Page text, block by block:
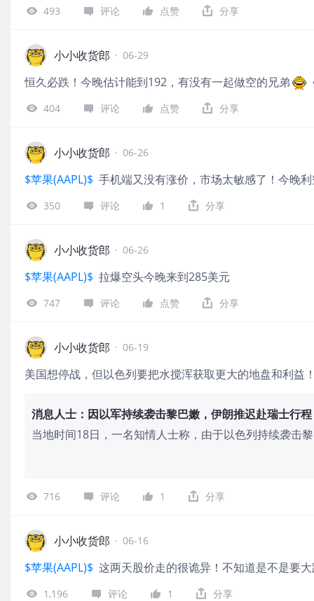
493 评论 点赞 分享
小小收货郎 · 06-29
‌恒久必跌！今晚估计能到192，有没有一起做空的兄弟‌
404 评论 点赞 分享
小小收货郎 · 06-26
$苹果(AAPL)$ 手机端又没有涨价，市场太敏感了！今晚
350 评论 1 分享
小小收货郎 · 06-26
$苹果(AAPL)$ 拉爆空头今晚来到285美元
747 评论 点赞 分享
小小收货郎 · 06-19
美国想停战，但以色列要把水搅浑获取更大的地盘和利益
消息人士：因以军持续袭击黎巴嫩，伊朗推迟赴瑞士行程
当地时间18日，一名知情人士称，由于以色列持续袭击
称，以军深入黎巴嫩境内约10公里，持续推进军事行动
716 评论 1 分享
小小收货郎 · 06-16
$苹果(AAPL)$ 这两天股价走的很诡异！不知道是不是要
1,196 评论 1 分享